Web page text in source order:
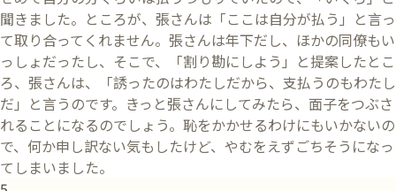
聞きました。ところが、張さんは「ここは自分が払う」と言っ
て取り合ってくれません。張さんは年下だし、ほかの同僚もい
っしょだったし、そこで、「割り勘にしよう」と提案したとこ
ろ、張さんは、「誘ったのはわたしだから、支払うのもわたし
だ」と言うのです。きっと張さんにしてみたら、面子をつぶさ
れることになるのでしょう。恥をかかせるわけにもいかないの
で、何か申し訳ない気もしたけど、やむをえずごちそうになっ
てしまいました。